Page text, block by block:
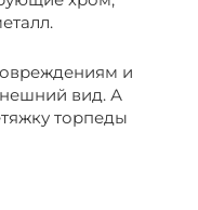
и
вид. А
торпеды